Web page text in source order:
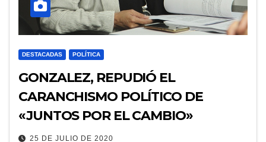
DESTACADAS POLÍTICA
GONZALEZ, REPUDIÓ EL
CARANCHISMO POLÍTICO DE
«JUNTOS POR EL CAMBIO»
25 DE JULIO DE 2020